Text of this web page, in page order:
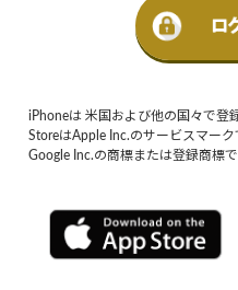
iPhoneは 米国および他の国々で登
StoreはApple Inc.のサービスマーク
Google Inc.の商標または登録商標で